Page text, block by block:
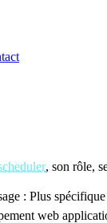
, son rôle,
: Plus spécifique
web